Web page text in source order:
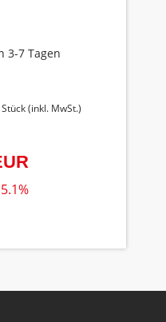
7 Tagen
(inkl. MwSt.)